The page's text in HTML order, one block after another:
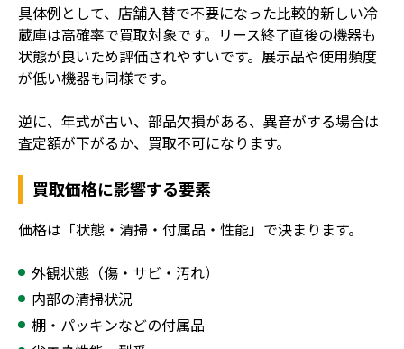
具体例として、店舗入替で不要になった比較的新しい冷
蔵庫は高確率で買取対象です。リース終了直後の機器も
状態が良いため評価されやすいです。展示品や使用頻度
が低い機器も同様です。
逆に、年式が古い、部品欠損がある、異音がする場合は
査定額が下がるか、買取不可になります。
買取価格に影響する要素
価格は「状態・清掃・付属品・性能」で決まります。
外観状態（傷・サビ・汚れ）
内部の清掃状況
棚・パッキンなどの付属品